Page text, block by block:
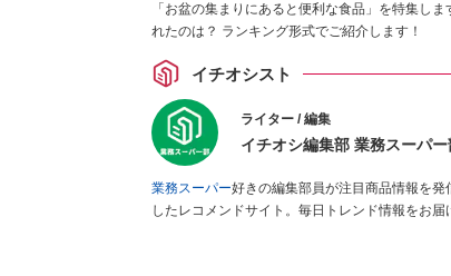
「お盆の集まりにあると便利な食品」を特集し
れたのは？ ランキング形式でご紹介します！
イチオシスト
ライター / 編集
イチオシ編集部 業務スーパー
業務スーパー好きの編集部員が注目商品情報を
したレコメンドサイト。毎日トレンド情報をお届